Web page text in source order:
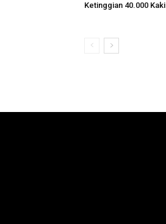
Ketinggian 40.000 Kaki